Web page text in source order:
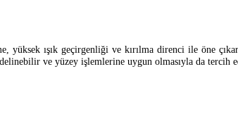
ışık geçirgenliği ve kırılma direnci ile öne
ve yüzey işlemlerine uygun olmasıyla da tercih